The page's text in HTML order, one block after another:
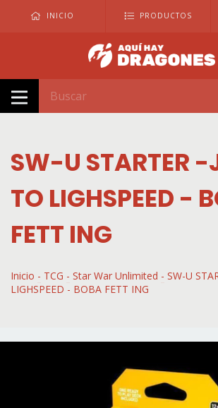
INICIO PRODUCTOS
SW-U STARTER -
TO LIGHSPEED -
FETT ING
Inicio - TCG - Star War Unlimited - SW-U
LIGHSPEED - BOBA FETT ING